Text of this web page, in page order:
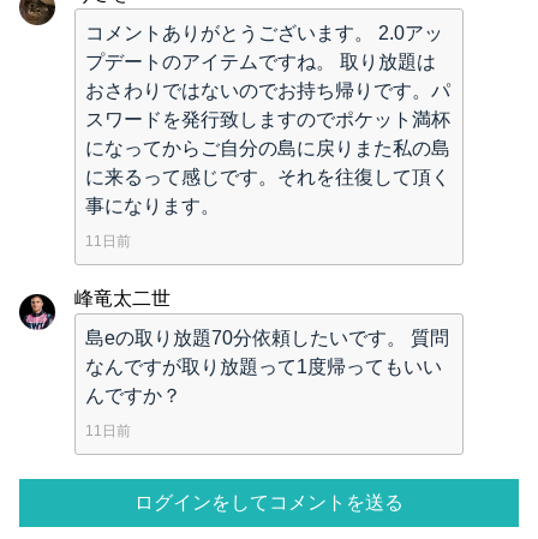
コメントありがとうございます。 2.0アッ
プデートのアイテムですね。 取り放題は
おさわりではないのでお持ち帰りです。パ
スワードを発行致しますのでポケット満杯
になってからご自分の島に戻りまた私の島
に来るって感じです。それを往復して頂く
事になります。
11日前
峰竜太二世
島eの取り放題70分依頼したいです。 質問
なんですが取り放題って1度帰ってもいい
んですか？
11日前
ログインをしてコメントを送る